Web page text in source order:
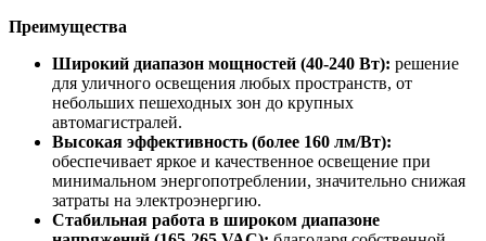
Преимущества
Широкий диапазон мощностей (40-240 Вт): решение
для уличного освещения любых пространств, от
небольших пешеходных зон до крупных
автомагистралей.
Высокая эффективность (более 160 лм/Вт):
обеспечивает яркое и качественное освещение при
минимальном энергопотреблении, значительно снижая
затраты на электроэнергию.
Стабильная работа в широком диапазоне